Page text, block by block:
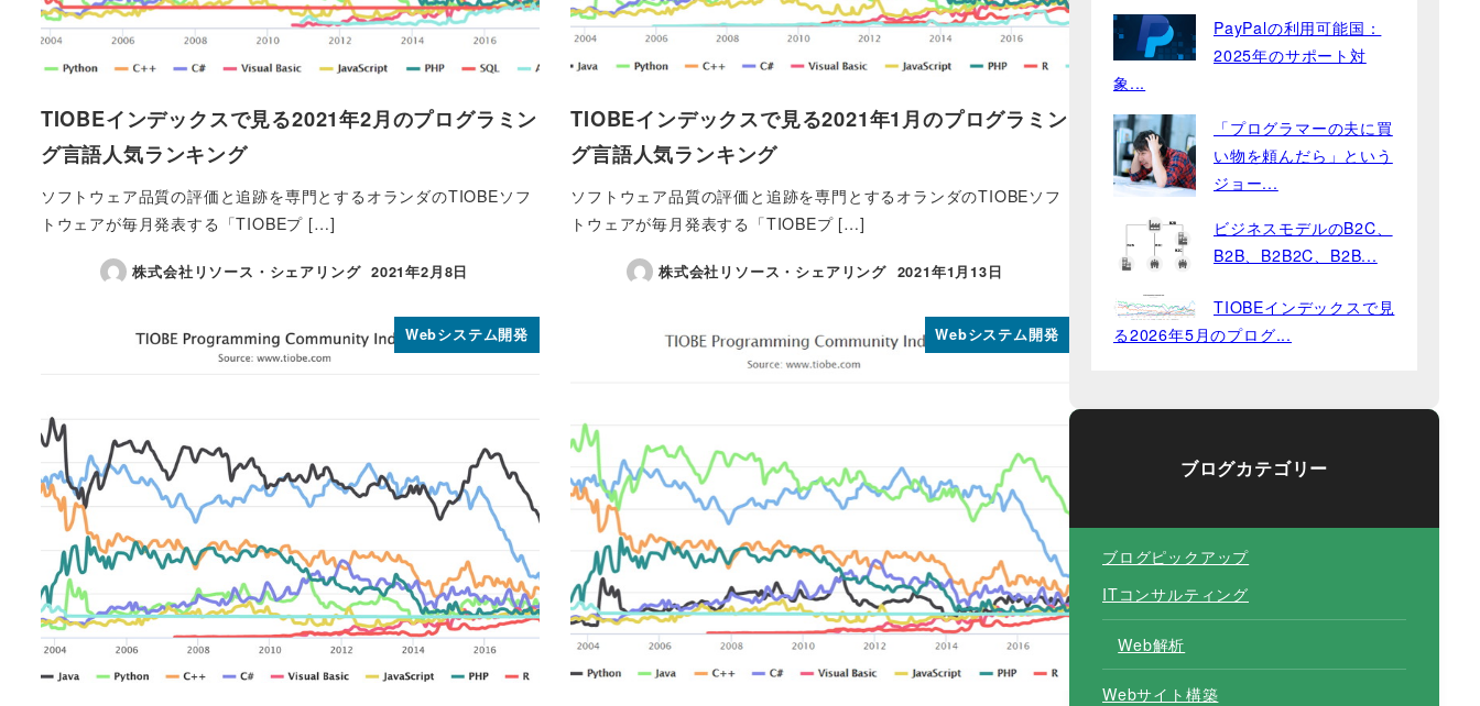
TIOBEインデックスで見る2021年2月のプログラミン
グ言語人気ランキング
ソフトウェア品質の評価と追跡を専門とするオランダのTIOBEソフ
トウェアが毎月発表する「TIOBEプ […]
株式会社リソース・シェアリング
投稿日
2021年2月8日
TIOBEインデックスで見る2021年1月のプログラミン
グ言語人気ランキング
ソフトウェア品質の評価と追跡を専門とするオランダのTIOBEソフ
トウェアが毎月発表する「TIOBEプ […]
株式会社リソース・シェアリング
投稿日
2021年1月13日
Webシステム開発 Webシステム開発
PayPalの利用可能国：
2025年のサポート対
象...
「プログラマーの夫に買
い物を頼んだら」という
ジョー...
ビジネスモデルのB2C、
B2B、B2B2C、B2B...
TIOBEインデックスで見
る2026年5月のプログ...
ブログカテゴリー
ブログピックアップ
ITコンサルティング
Web解析
Webサイト構築